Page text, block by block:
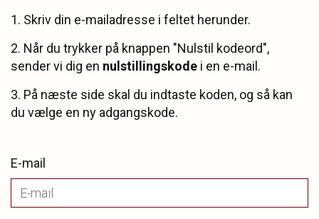
1. Skriv din e-mailadresse i feltet herunder.
2. Når du trykker på knappen "Nulstil kodeord",
sender vi dig en nulstillingskode i en e-mail.
3. På næste side skal du indtaste koden, og så kan
du vælge en ny adgangskode.
E-mail